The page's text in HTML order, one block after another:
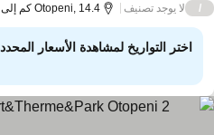
لا يوجد تصنيف Otopeni, 14.4 كم إلى بوخارست
اختر التواريخ لمشاهدة الأسعار المحددة